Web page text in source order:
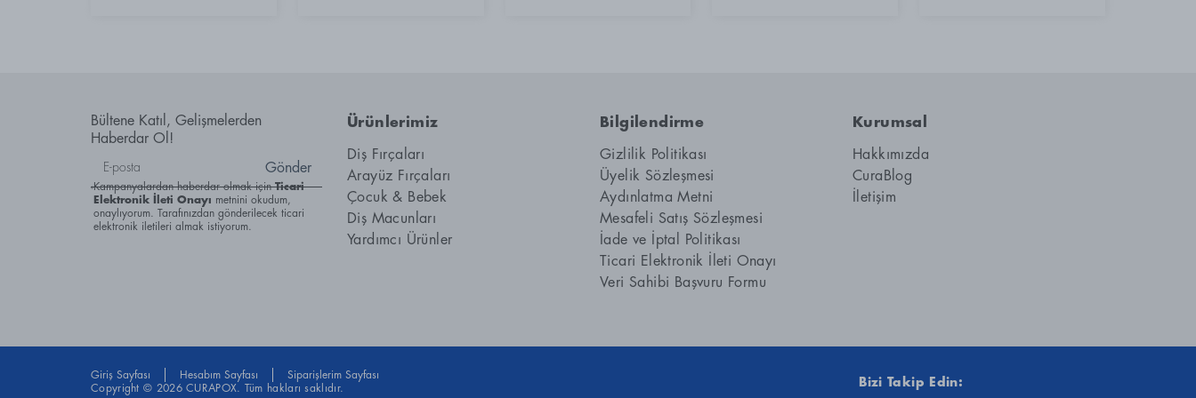
Bültene Katıl, Gelişmelerden
Haberdar Ol!
Gönder
Kampanyalardan haberdar olmak için Ticari
Elektronik İleti Onayı metnini okudum,
onaylıyorum. Tarafınızdan gönderilecek ticari
elektronik iletileri almak istiyorum.
Ürünlerimiz
Diş Fırçaları
Arayüz Fırçaları
Çocuk & Bebek
Diş Macunları
Yardımcı Ürünler
Bilgilendirme
Gizlilik Politikası
Üyelik Sözleşmesi
Aydınlatma Metni
Mesafeli Satış Sözleşmesi
İade ve İptal Politikası
Ticari Elektronik İleti Onayı
Veri Sahibi Başvuru Formu
Kurumsal
Hakkımızda
CuraBlog
İletişim
Giriş Sayfası Hesabım Sayfası
Siparişlerim Sayfası
Copyright © 2026 CURAPOX. Tüm hakları saklıdır.
Bizi Takip Edin: